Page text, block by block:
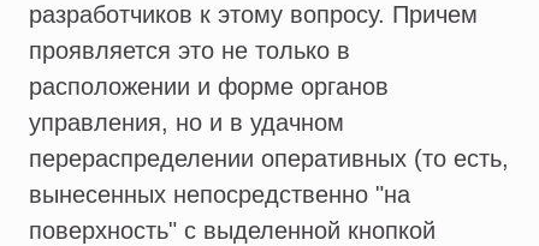
разработчиков к этому вопросу. Причем
проявляется это не только в
расположении и форме органов
управления, но и в удачном
перераспределении оперативных (то есть,
вынесенных непосредственно "на
поверхность" с выделенной кнопкой